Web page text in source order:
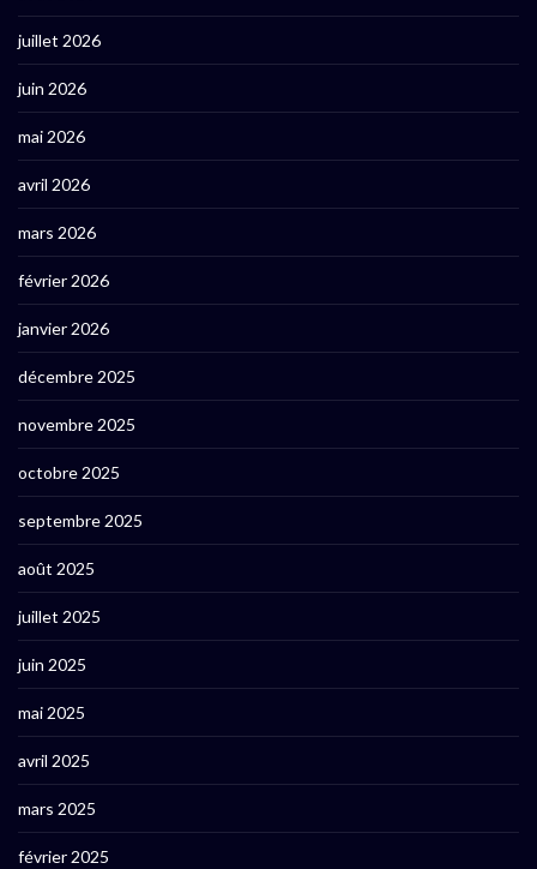
juillet 2026
juin 2026
mai 2026
avril 2026
mars 2026
février 2026
janvier 2026
décembre 2025
novembre 2025
octobre 2025
septembre 2025
août 2025
juillet 2025
juin 2025
mai 2025
avril 2025
mars 2025
février 2025